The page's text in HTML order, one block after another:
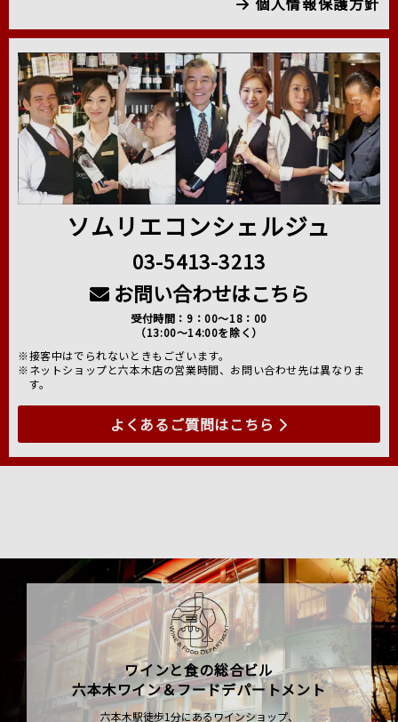
ソムリエコンシェルジュ
03-5413-3213
お問い合わせはこちら
受付時間：9：00～18：00
（13:00～14:00を除く）
※接客中はでられないときもございます。
※ネットショップと六本木店の営業時間、お問い合わせ先は異なりま
す。
よくあるご質問はこちら
ワインと食の総合ビル
六本木ワイン＆フードデパートメント
六本木駅徒歩1分にあるワインショップ、